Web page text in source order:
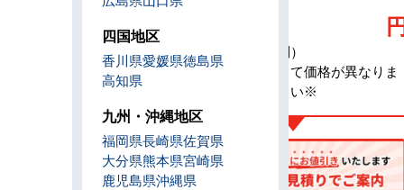
（税込・工事費別）
※メーカーによって価格が異なりま
す、お問合せ下さい※
四国地区
香川県愛媛県徳島県
高知県
九州・沖縄地区
福岡県長崎県佐賀県
大分県熊本県宮崎県
鹿児島県沖縄県